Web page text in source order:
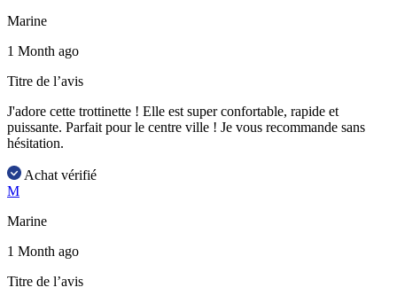
Marine
1 Month ago
Titre de l’avis
J'adore cette trottinette ! Elle est super confortable, rapide et
puissante. Parfait pour le centre ville ! Je vous recommande sans
hésitation.
Achat vérifié
M
Marine
1 Month ago
Titre de l’avis